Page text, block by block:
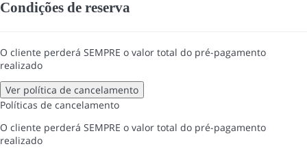
Condições de reserva
O cliente perderá SEMPRE o valor total do pré-pagamento
realizado
Ver política de cancelamento
Políticas de cancelamento
O cliente perderá SEMPRE o valor total do pré-pagamento
realizado